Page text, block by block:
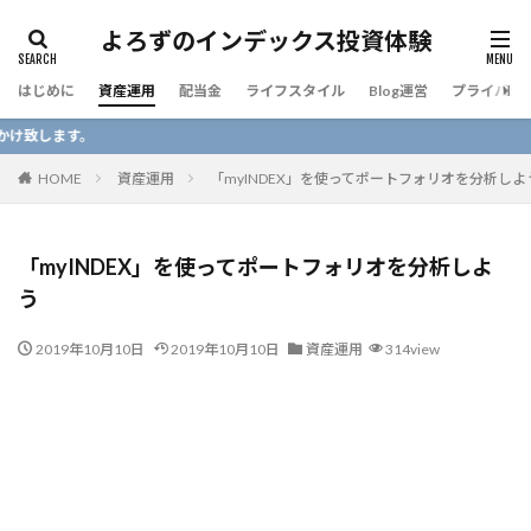
よろずのインデックス投資体験
はじめに 資産運用 配当金 ライフスタイル Blog運営 プライバシ
HOME 資産運用 「myINDEX」を使ってポートフォリオを分析しよ
「myINDEX」を使ってポートフォリオを分析しよ
う
2019年10月10日 2019年10月10日 資産運用 314view